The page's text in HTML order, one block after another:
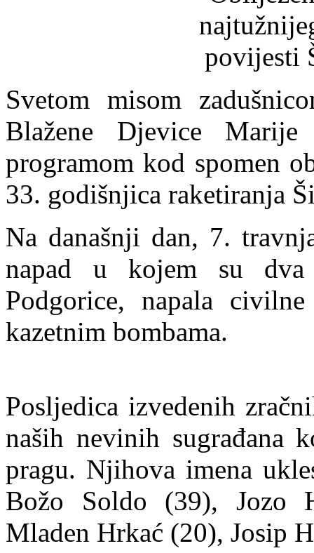
Svetom misom
Blažene Djevice
programom kod spomen
33. godišnjica raketiranja
Na današnji dan, 7.
napad u kojem su
Podgorice, napala
kazetnim bombama.
Posljedica izvedenih
naših nevinih sugrađana
pragu. Njihova imena
Božo Soldo (39), Jozo
Mladen Hrkać (20), Josip